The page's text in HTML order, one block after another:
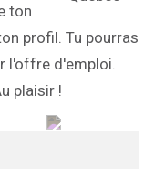
ton
profil. Tu pourras
l'offre d'emploi.
plaisir !